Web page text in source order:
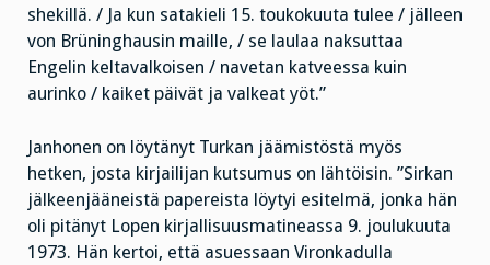
shekillä. / Ja kun satakieli 15. toukokuuta tulee / jälleen
von Brüninghausin maille, / se laulaa naksuttaa
Engelin keltavalkoisen / navetan katveessa kuin
aurinko / kaiket päivät ja valkeat yöt.”
Janhonen on löytänyt Turkan jäämistöstä myös
hetken, josta kirjailijan kutsumus on lähtöisin. ”Sirkan
jälkeenjääneistä papereista löytyi esitelmä, jonka hän
oli pitänyt Lopen kirjallisuusmatineassa 9. joulukuuta
1973. Hän kertoi, että asuessaan Vironkadulla